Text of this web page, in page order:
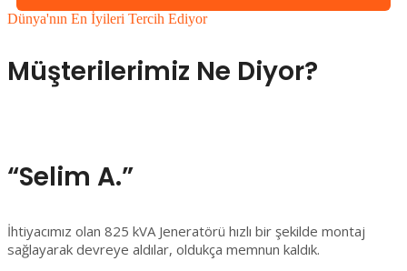
Dünya'nın En İyileri Tercih Ediyor
Müşterilerimiz Ne Diyor?
“Selim A.”
İhtiyacımız olan 825 kVA Jeneratörü hızlı bir şekilde montaj
sağlayarak devreye aldılar, oldukça memnun kaldık.